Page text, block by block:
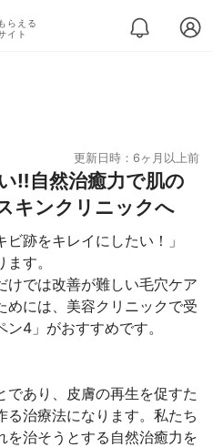
らえる
イト
更新日時：6ヶ月以上前
‼︎自然治癒力で肌の
キンクリニックへ
ビ跡をキレイにしたい！」
す。
けでは改善が難しい毛穴ケア
めには、美容クリニックで受
4」がおすすめです。
であり、皮膚の再生を促すた
治療法になります。私たち
を治そうとする自然治癒力を